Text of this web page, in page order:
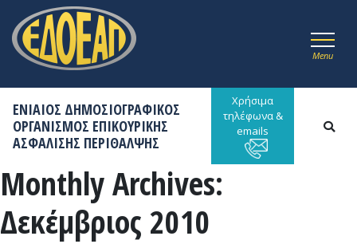
Menu
ΕΝΙΑΙΟΣ ΔΗΜΟΣΙΟΓΡΑΦΙΚΟΣ
ΟΡΓΑΝΙΣΜΟΣ ΕΠΙΚΟΥΡΙΚΗΣ
ΑΣΦΑΛΙΣΗΣ ΠΕΡΙΘΑΛΨΗΣ
Χρήσιμα
τηλέφωνα &
emails
Monthly Archives:
Δεκέμβριος 2010